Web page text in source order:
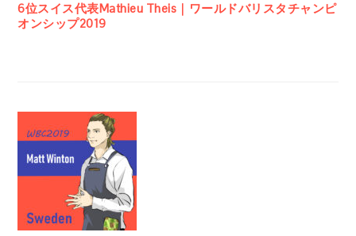
6位スイス代表Mathieu Theis｜ワールドバリスタチャンピ
オンシップ2019